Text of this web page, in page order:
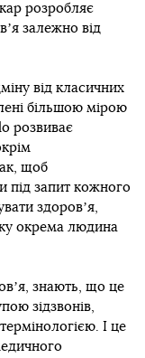
розробляє
залежно від
від класичних
більшою мірою
розвиває
щоб
під запит кожного
здоровʼя,
окрема людина
знають, що це
зідзвонів,
І це